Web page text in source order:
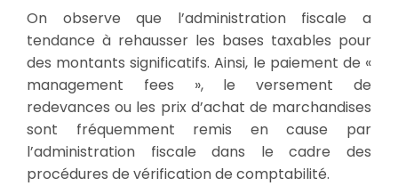
On observe que l’administration fiscale a
tendance à rehausser les bases taxables pour
des montants significatifs. Ainsi, le paiement de «
management fees », le versement de
redevances ou les prix d’achat de marchandises
sont fréquemment remis en cause par
l’administration fiscale dans le cadre des
procédures de vérification de comptabilité.